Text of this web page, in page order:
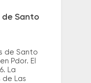
de Santo
de Santo
Pdor. El
La
Las